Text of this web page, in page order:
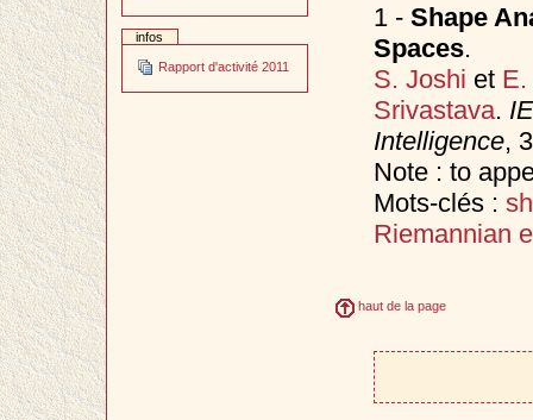
infos
Rapport d'activité 2011
1 - Shape
Spaces.
S. Joshi et E.
Srivastava.
Intelligence,
Note : to
Mots-clés :
Riemannian
haut de la page